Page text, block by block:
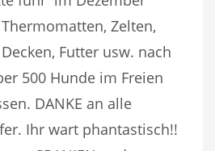
Zelten,
Futter usw. nach
500 Hunde im Freien
DANKE an alle
Ihr wart phantastisch!!